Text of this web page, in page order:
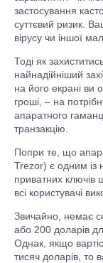
застосування
суттєвий ризик.
вірусу чи іншої
Тоді як
найнадійніший
на його екрані ви
гроші, – на
апаратного
транзакцію.
Попри те, що
Trezor) є одним із
приватних ключів
всі користувачі
Звичайно, немає
або 200 доларів
Однак, якщо
тисяч доларів, то